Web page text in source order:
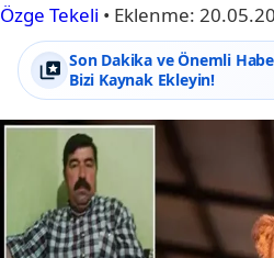
Özge Tekeli • Eklenme:
Son Dakika ve Önemli
Bizi Kaynak Ekleyin!